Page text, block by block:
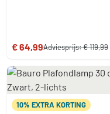
€ 64,99Adviesprijs:€ 119,99
10% EXTRA KORTING